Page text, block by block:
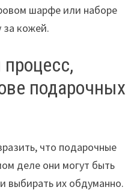
шарфе или наборе
за кожей.
подарочных
что подарочные
деле они могут быть
выбирать их обдуманно.